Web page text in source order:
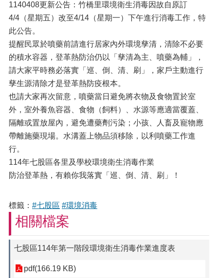
1140408更新公告：竹橋里環境衛生消毒因故自原訂
4/4（星期五）改至4/14（星期一）下午進行消毒工作，特
此公告。
提醒民眾於噴藥前請進行居家內外環境孳清，清除不必要
的積水容器，登革熱防治仍以「孳清為主、噴藥為輔」，
請大家平時務必落實「巡、倒、清、刷」，家戶主動進行
孳生源清除才是登革熱防疫根本。
也請大家再次留意，噴藥當日避免將衣物及食物置於室
外，室外養魚容器、食物（飼料）、水源等應適當覆蓋、
隔離或置放屋內，避免遭藥劑污染；小孩、人畜及寵物應
帶離施藥現場。水溝蓋上物品須移除，以利噴藥工作進
行。
114年七股區各里及學校環境衛生消毒作業
防治登革熱，有賴你我落實「巡、倒、清、刷」！
標籤： #七股區 #環境消毒
相關檔案
七股區114年第一階段環境衛生消毒作業進度表
pdf(166.19 KB)